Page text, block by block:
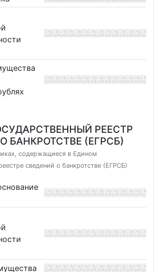
РЕЕСТР
БАНКРОТСТВЕ (ЕГРСБ)
содержащиеся в Едином
сведений о банкротстве (ЕГРСБ)